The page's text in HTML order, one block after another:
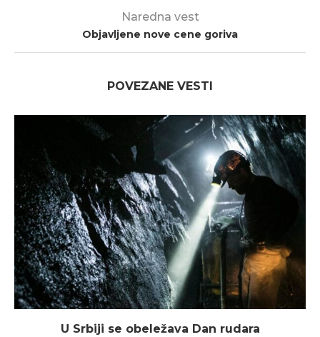
Naredna vest
Objavljene nove cene goriva
POVEZANE VESTI
U Srbiji se obeležava Dan rudara